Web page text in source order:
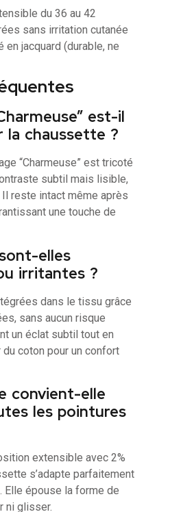
du 36 au 42
sans irritation cutanée
en jacquard (durable, ne
est-il
la chaussette ?
“Charmeuse” est tricoté
subtil mais lisible,
reste intact même après
une touche de
elles
irritantes ?
dans le tissu grâce
sans aucun risque
un éclat subtil tout en
coton pour un confort
convient-elle
les pointures
extensible avec 2%
s’adapte parfaitement
Elle épouse la forme de
ni glisser.